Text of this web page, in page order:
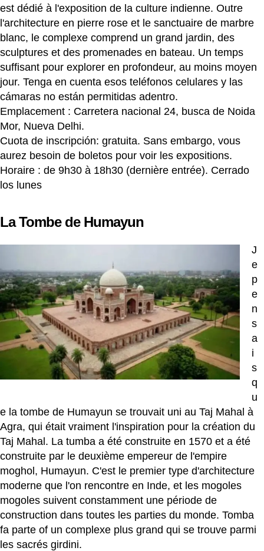
est dédié à l'exposition de la culture indienne. Outre
l'architecture en pierre rose et le sanctuaire de marbre
blanc, le complexe comprend un grand jardin, des
sculptures et des promenades en bateau. Un temps
suffisant pour explorer en profondeur, au moins moyen
jour. Tenga en cuenta esos teléfonos celulares y las
cámaras no están permitidas adentro.
Emplacement : Carretera nacional 24, busca de Noida
Mor, Nueva Delhi.
Cuota de inscripción: gratuita. Sans embargo, vous
aurez besoin de boletos pour voir les expositions.
Horaire : de 9h30 à 18h30 (dernière entrée). Cerrado
los lunes
La Tombe de Humayun
J
e
p
e
n
s
a
i
s
q
u
e la tombe de Humayun se trouvait uni au Taj Mahal à
Agra, qui était vraiment l'inspiration pour la création du
Taj Mahal. La tumba a été construite en 1570 et a été
construite par le deuxième empereur de l'empire
moghol, Humayun. C'est le premier type d'architecture
moderne que l'on rencontre en Inde, et les mogoles
mogoles suivent constamment une période de
construction dans toutes les parties du monde. Tomba
fa parte of un complexe plus grand qui se trouve parmi
les sacrés girdini.